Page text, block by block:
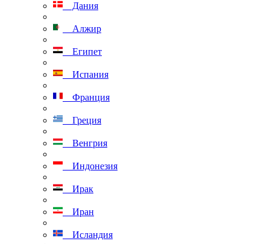
Дания
Алжир
Египет
Испания
Франция
Греция
Венгрия
Индонезия
Ирак
Иран
Исландия